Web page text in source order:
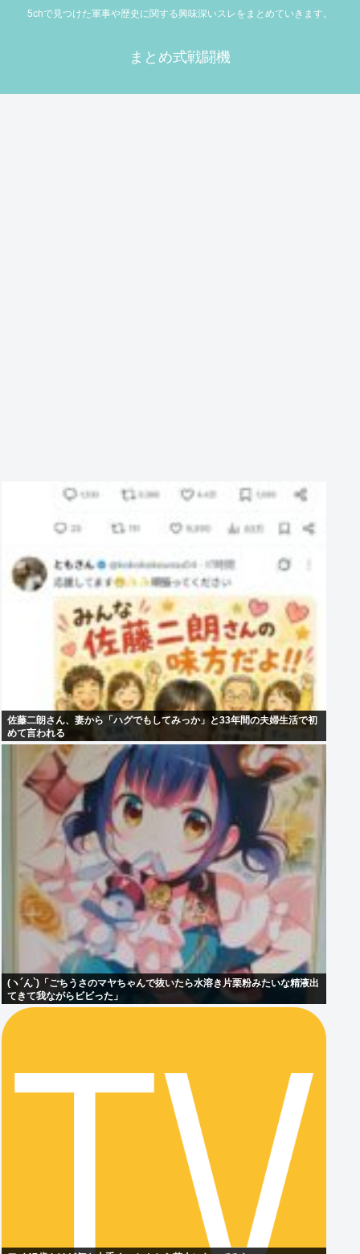
5chで見つけた軍事や歴史に関する興味深いスレをまとめていきます。
まとめ式戦闘機
佐藤二朗さん、妻から「ハグでもしてみっか」と33年間の夫婦生活で初
めて言われる
(ヽ´ん`)「ごちうさのマヤちゃんで抜いたら水溶き片栗粉みたいな精液出
てきて我ながらビビった」